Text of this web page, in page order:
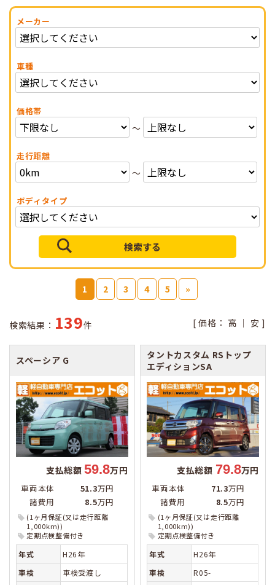
メーカー
車種
価格帯
～
走行距離
～
ボディタイプ
1 2 3 4 5 »
検索結果： 139件 [ 価格： 高 ｜ 安 ]
スペーシア G
支払総額59.8万円
車両本体 51.3万円
諸費用
8.5万円
(1ヶ月保証(又は走行距離
1,000km))
定期点検整備付き
年式
H26年
車検
車検受渡し
タントカスタム RSトップ
エディションSA
支払総額 79.8万円
車両本体 71.3万円
諸費用
8.5万円
(1ヶ月保証(又は走行距離
1,000km))
定期点検整備付き
年式
H26年
車検
R05-